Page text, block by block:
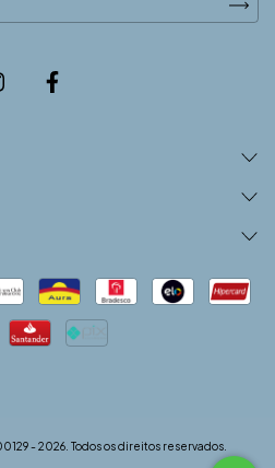
- 2026. Todos os direitos reservados.